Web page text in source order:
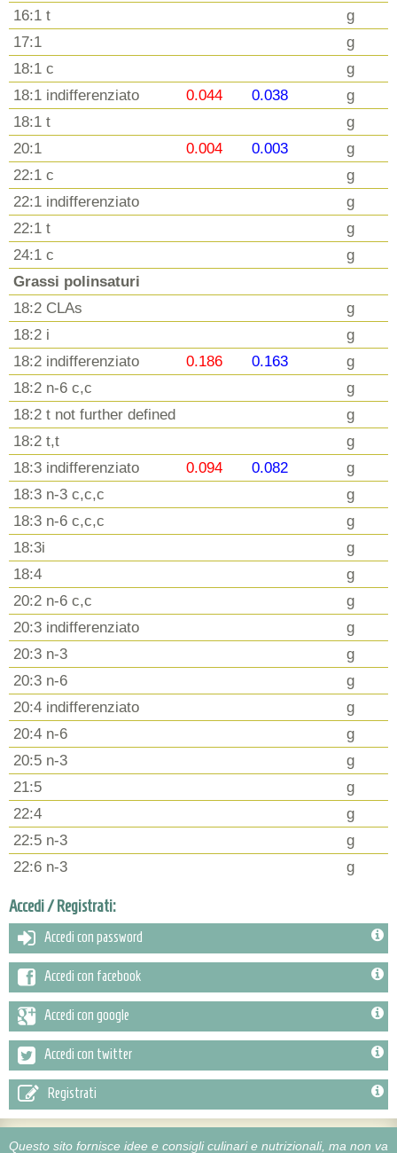
16:1 t
g
17:1
g
18:1 c
g
18:1 indifferenziato
0.044 0.038
g
18:1 t
g
20:1
0.004 0.003
g
22:1 c
g
22:1 indifferenziato
g
22:1 t
g
24:1 c
g
Grassi polinsaturi
18:2 CLAs
g
18:2 i
g
18:2 indifferenziato
0.186 0.163
g
18:2 n-6 c,c
g
18:2 t not further defined
g
18:2 t,t
g
18:3 indifferenziato
0.094 0.082
g
18:3 n-3 c,c,c
g
18:3 n-6 c,c,c
g
18:3i
g
18:4
g
20:2 n-6 c,c
g
20:3 indifferenziato
g
20:3 n-3
g
20:3 n-6
g
20:4 indifferenziato
g
20:4 n-6
g
20:5 n-3
g
21:5
g
22:4
g
22:5 n-3
g
22:6 n-3
g
Accedi / Registrati:
Accedi con password
Accedi con facebook
Accedi con google
Accedi con twitter
Registrati
Questo sito fornisce idee e consigli culinari e nutrizionali, ma non va